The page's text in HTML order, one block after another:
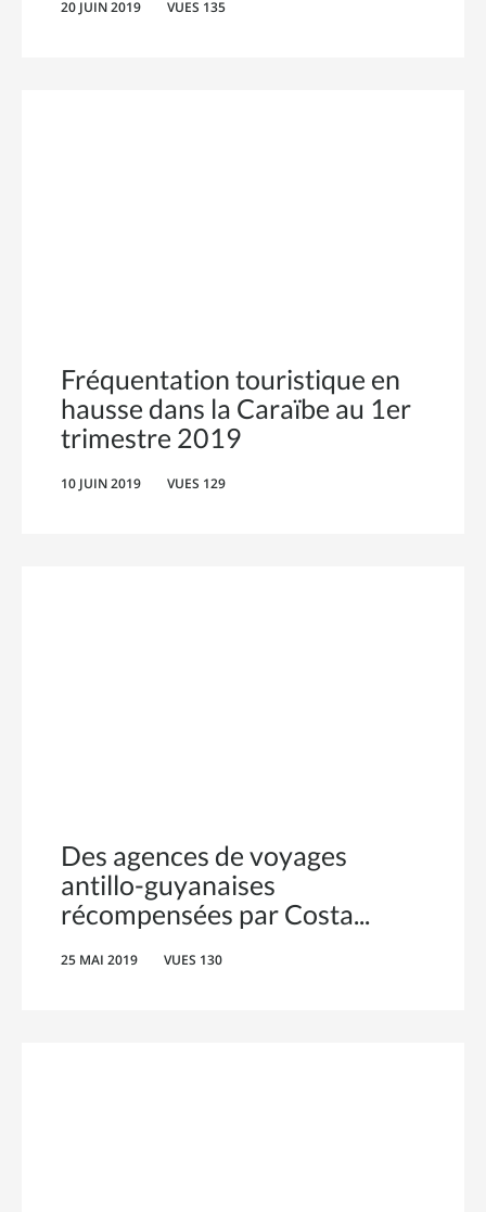
20 JUIN 2019 VUES 135
Fréquentation touristique en
hausse dans la Caraïbe au 1er
trimestre 2019
10 JUIN 2019 VUES 129
Des agences de voyages
antillo-guyanaises
récompensées par Costa
25 MAI 2019 VUES 130